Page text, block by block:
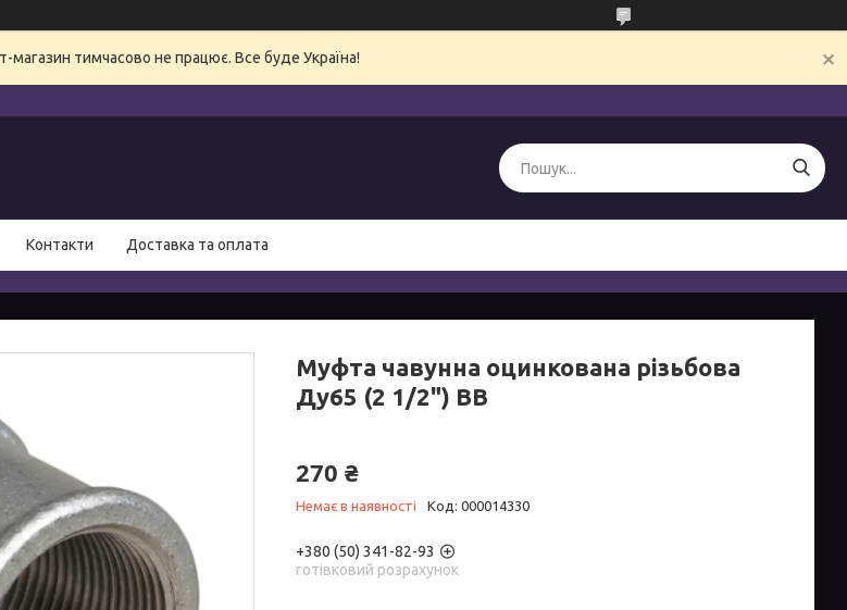
магазин тимчасово не працює. Все буде Україна!
Контакти Доставка та оплата
Муфта чавунна оцинкована різьбова
Ду65 (2 1/2") ВВ
270 ₴
Немає в наявності Код: 000014330
+380 (50) 341-82-93
готівковий розрахунок